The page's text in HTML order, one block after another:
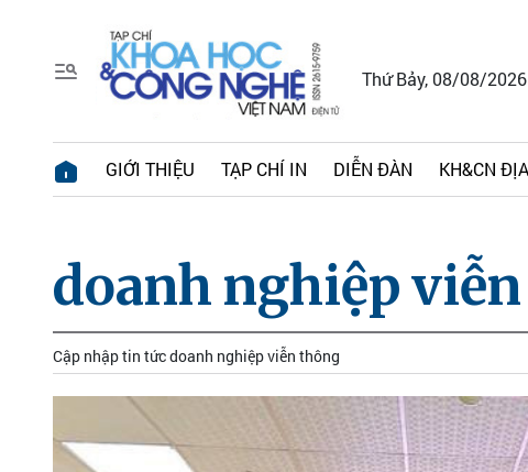
Thứ Bảy, 08/08/2026
GIỚI THIỆU TẠP CHÍ IN DIỄN ĐÀN KH&CN
doanh nghiệp
Cập nhập tin tức doanh nghiệp viễn thông